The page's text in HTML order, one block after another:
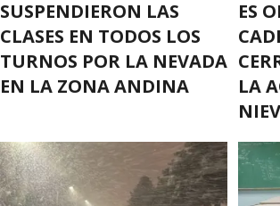
SUSPENDIERON LAS
CLASES EN TODOS LOS
TURNOS POR LA NEVADA
EN LA ZONA ANDINA
ES
LA